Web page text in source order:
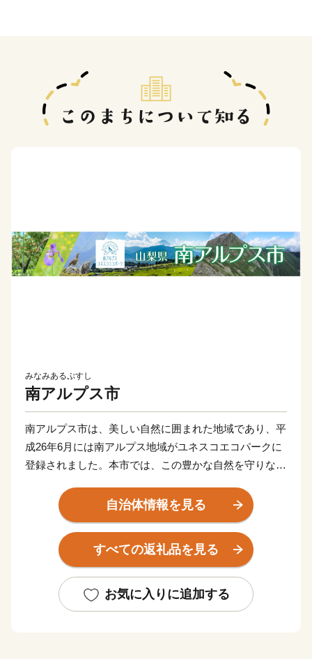
みなみあるぷすし
南アルプス市
南アルプス市は、美しい自然に囲まれた地域であり、平
成26年6月には南アルプス地域がユネスコエコパークに
登録されました。本市では、この豊かな自然を守りなが
大扇状地である御勅使川扇状地やそれに続く低地では果
樹栽培が盛んに営まれ、春から秋にかけてたくさんのフ
ルーツが実ります。
南アルプスの大地で育まれたフルーツなど地域の特産品
税のお礼の品として地域の特産品等を贈呈しています。
皆様からの寄附金は、これからのよりよいまちづくりに
自治体情報を見る
すべての返礼品を見る
お気に入りに追加する